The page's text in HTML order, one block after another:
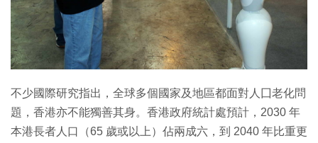
特集
不少國際研究指出，全球多個國家及地區都面對人囗老化問
題，香港亦不能獨善其身。香港政府統計處預計，2030 年
本港長者人口（65 歲或以上）佔兩成六，到 2040 年比重更